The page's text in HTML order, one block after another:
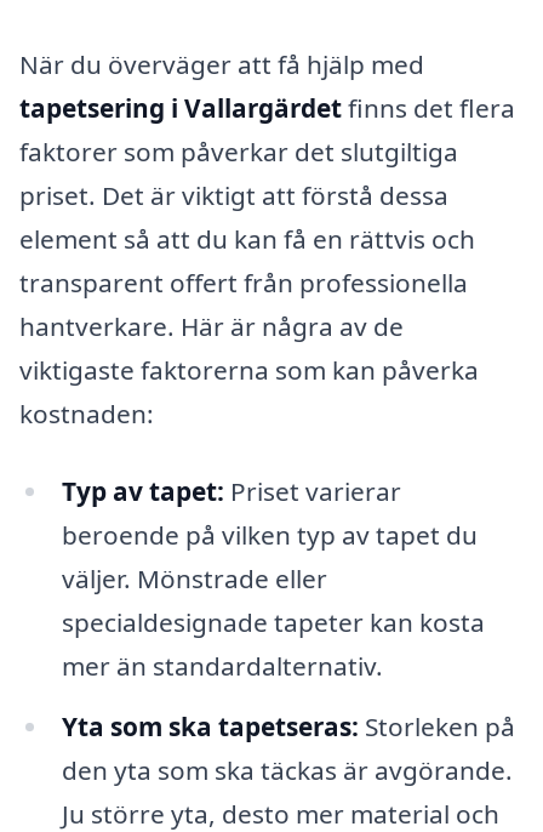
När du överväger att få hjälp med
tapetsering i Vallargärdetfinns det flera
faktorer som påverkar det slutgiltiga
priset. Det är viktigt att förstå dessa
element så att du kan få en rättvis och
transparent offert från professionella
hantverkare. Här är några av de
viktigaste faktorerna som kan påverka
kostnaden:
Typ av tapet: Priset varierar
beroende på vilken typ av tapet du
väljer. Mönstrade eller
specialdesignade tapeter kan kosta
mer än standardalternativ.
Yta som ska tapetseras: Storleken på
den yta som ska täckas är avgörande.
Ju större yta, desto mer material och